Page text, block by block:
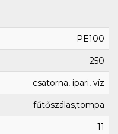
PE100
250
csatorna, ipari, víz
fűtőszálas,tompa
11